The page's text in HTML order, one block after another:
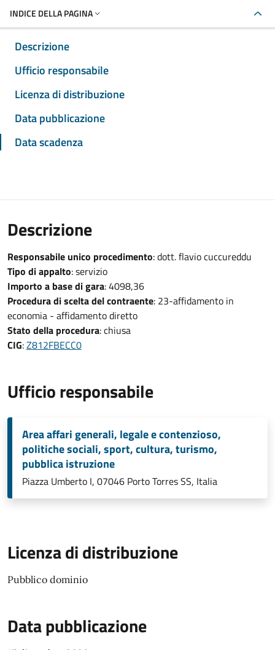
INDICE DELLA PAGINA
Descrizione
Ufficio responsabile
Licenza di distribuzione
Data pubblicazione
Data scadenza
Descrizione
Responsabile unico procedimento: dott. flavio cuccureddu
Tipo di appalto: servizio
Importo a base di gara: 4098,36
Procedura di scelta del contraente: 23-affidamento in
economia - affidamento diretto
Stato della procedura: chiusa
CIG:Z812FBECC0
Ufficio responsabile
Area affari generali, legale e contenzioso,
politiche sociali, sport, cultura, turismo,
pubblica istruzione
Piazza Umberto I, 07046 Porto Torres SS, Italia
Licenza di distribuzione
Pubblico dominio
Data pubblicazione